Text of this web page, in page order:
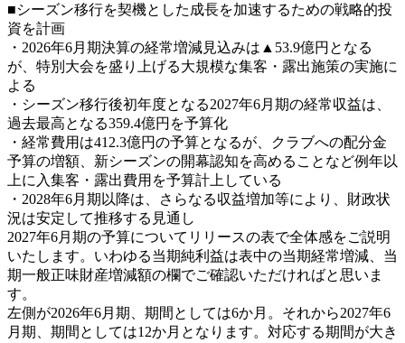
■シーズン移行を契機とした成長を加速するための戦略的投
資を計画
・2026年6月期決算の経常増減見込みは▲53.9億円となる
が、特別大会を盛り上げる大規模な集客・露出施策の実施に
よる
・シーズン移行後初年度となる2027年6月期の経常収益は、
過去最高となる359.4億円を予算化
・経常費用は412.3億円の予算となるが、クラブへの配分金
予算の増額、新シーズンの開幕認知を高めることなど例年以
上に入集客・露出費用を予算計上している
・2028年6月期以降は、さらなる収益増加等により、財政状
況は安定して推移する見通し
2027年6月期の予算についてリリースの表で全体感をご説明
いたします。いわゆる当期純利益は表中の当期経常増減、当
期一般正味財産増減額の欄でご確認いただければと思いま
す。
左側が2026年6月期、期間としては6か月。それから2027年6
月期、期間としては12か月となります。対応する期間が大き